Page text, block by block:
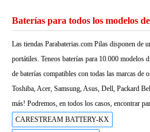
Baterías para todos los modelos
Las tiendas Parabaterias.com Pilas disponen de
portátiles. Teneos baterías para 10.000 modelos
de baterías compatibles con todas las marcas de
Toshiba, Acer, Samsung, Asus, Dell, Packard
más! Podremos, en todos los casos, encontrar
CARESTREAM BATTERY-KX